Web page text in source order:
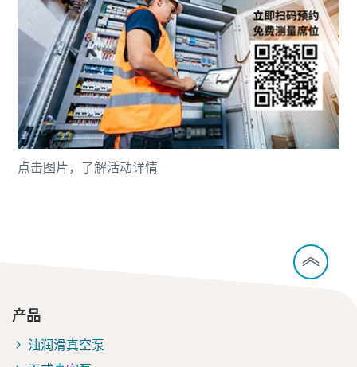
点击图片，了解活动详情
产品
油润滑真空泵